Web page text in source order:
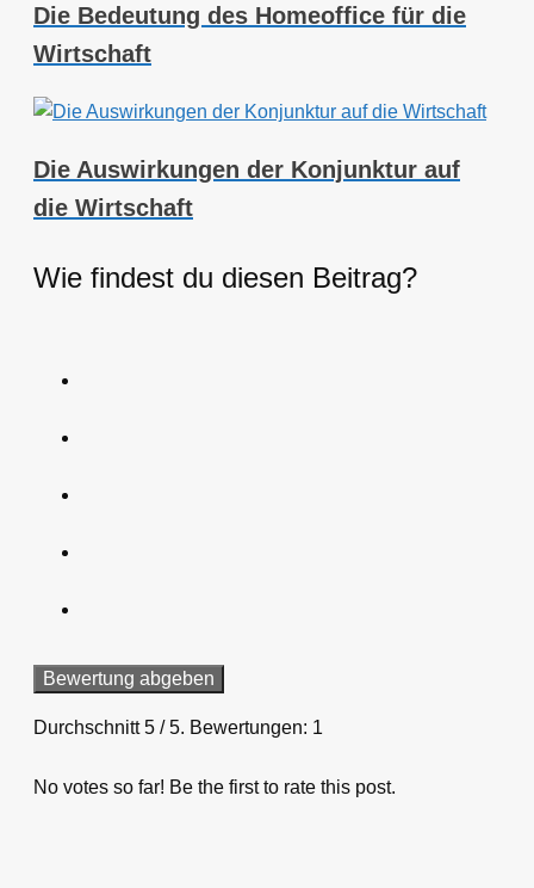
Die Bedeutung des Homeoffice für die
Wirtschaft
Die Auswirkungen der Konjunktur auf
die Wirtschaft
Wie findest du diesen Beitrag?
Bewertung abgeben
Durchschnitt5 / 5. Bewertungen: 1
No votes so far! Be the first to rate this post.